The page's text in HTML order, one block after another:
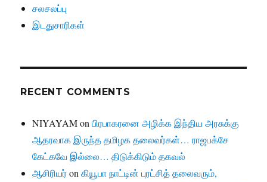
சலசலப்பு
இடதுசாரிகள்
RECENT COMMENTS
NIYAYAMonபிரபாகரனை அழிக்க இந்திய அரசுக்கு
ஆதரவாக இருந்த தமிழக தலைவர்கள்… ராஜபக்சே
கேட்கவே இல்லை… திடுக்கிடும் தகவல்
ஆசிரியர்onகியூபா நாட்டின் புரட்சித் தலைவரும்,